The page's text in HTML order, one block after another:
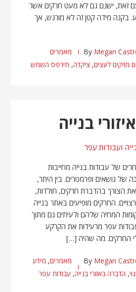
עם זאת, ישנם גם לא מעט חרקים אשר
בקנה מידה קטן זה לא מורגש, אך
By Megan
מאמרים
מזיקים לעצים, ציקדה, תירפס השמש
בנייה
של עבודות בנייה מחייבות
של נושאים ופרמטרים. בין היתר,
הצורך בהדברת חרקים, חולדות,
החרקים מופיעים באתר בנייה
המחיה שלהם ולעיתים גם מתוך
עפר מרעידות את הקרקע
החרקים. מה שהיה […]
By Megan מאמרים, מידע
, הדברה באזורי בנייה,עבודות עפר